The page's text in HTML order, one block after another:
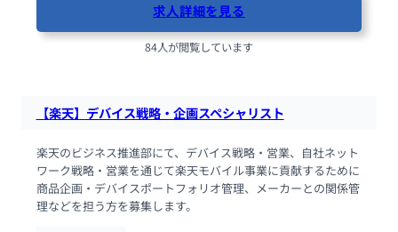
求人詳細を見る
84人が閲覧しています
【楽天】デバイス戦略・企画スペシャリスト
楽天のビジネス推進部にて、デバイス戦略・営業、自社ネット
ワーク戦略・営業を通じて楽天モバイル事業に貢献するために
商品企画・デバイスポートフォリオ管理、メーカーとの関係管
理などを担う方を募集します。